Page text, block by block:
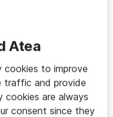
målsättning har gjort
att vi lever efter
sätta modiga
Atea
to improve
traffic and provide
cookies are always
consent since they